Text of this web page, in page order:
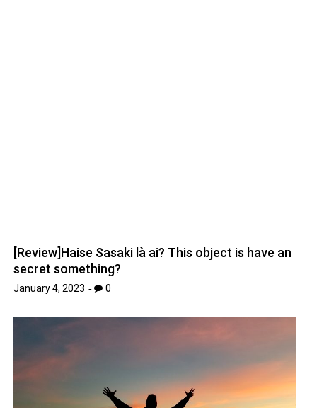
Tự do tài chính tuổi 40 – Cùng TOPI xây dựng
ngay!
December 25, 2023 0